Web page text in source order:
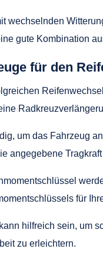
wechselnden
gute Kombination
für den
um das Fahrzeug
angegebene
für
hilfreich sein, um
zu erleichtern.